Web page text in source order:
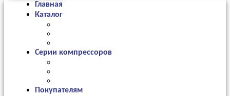
Главная
Каталог
Серии компрессоров
Покупателям